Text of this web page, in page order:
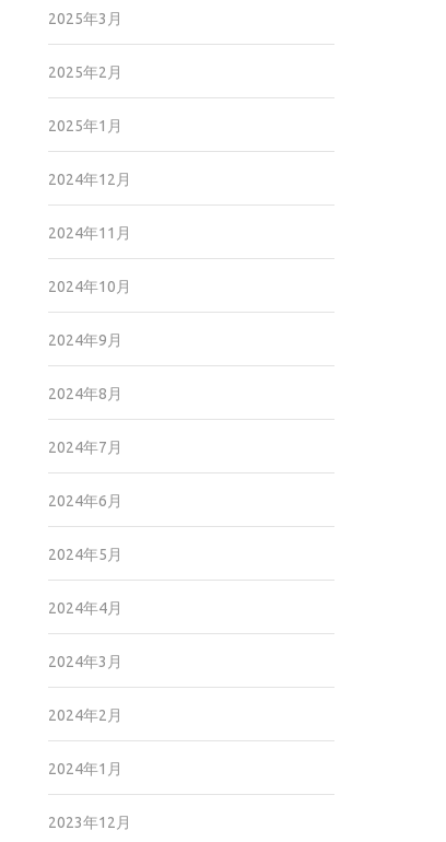
2025年3月
2025年2月
2025年1月
2024年12月
2024年11月
2024年10月
2024年9月
2024年8月
2024年7月
2024年6月
2024年5月
2024年4月
2024年3月
2024年2月
2024年1月
2023年12月